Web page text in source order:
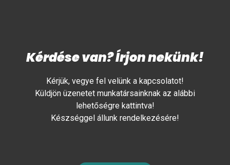
Kérdése van? Írjon nekünk!
Kérjük, vegye fel velünk a kapcsolatot!
Küldjön üzenetet munkatársainknak az alábbi
lehetőségre kattintva!
Készséggel állunk rendelkezésére!